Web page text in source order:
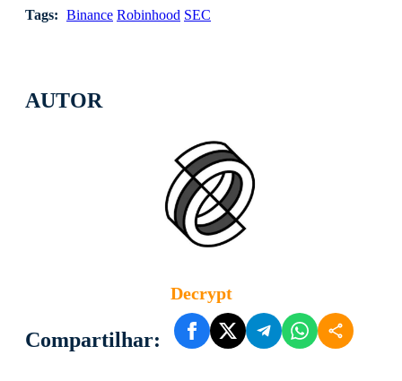
AUTOR
Decrypt
Compartilhar:
Tags: Binance Robinhood SEC